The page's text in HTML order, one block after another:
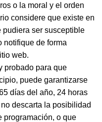
o la moral y el orden
considere que existe en
ser susceptible
notifique de forma
web.
probado para que
puede garantizarse
días del año, 24 horas
descarta la posibilidad
programación, o que